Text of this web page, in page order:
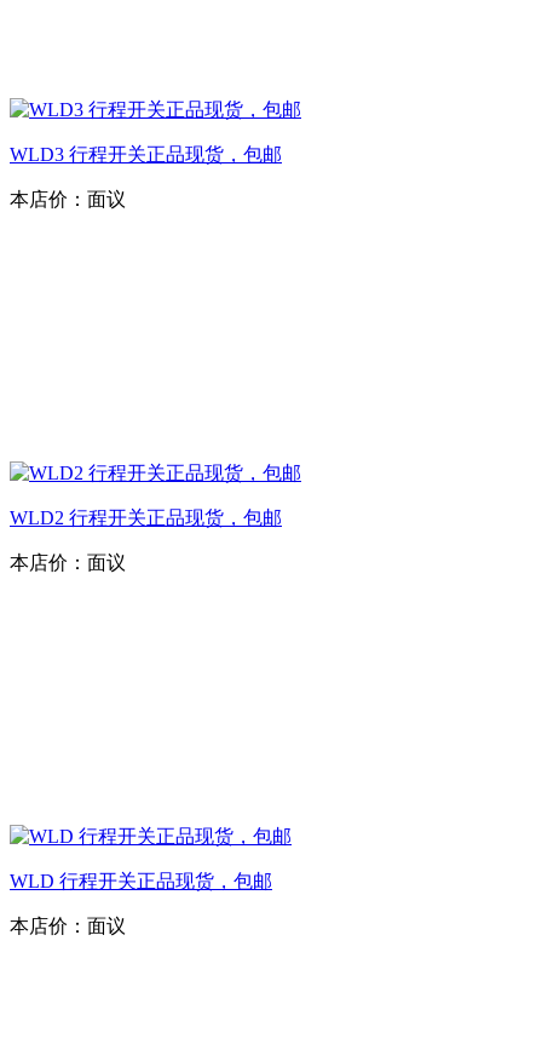
WLD3 行程开关正品现货，包邮
本店价： 面议
WLD2 行程开关正品现货，包邮
本店价： 面议
WLD 行程开关正品现货，包邮
本店价： 面议